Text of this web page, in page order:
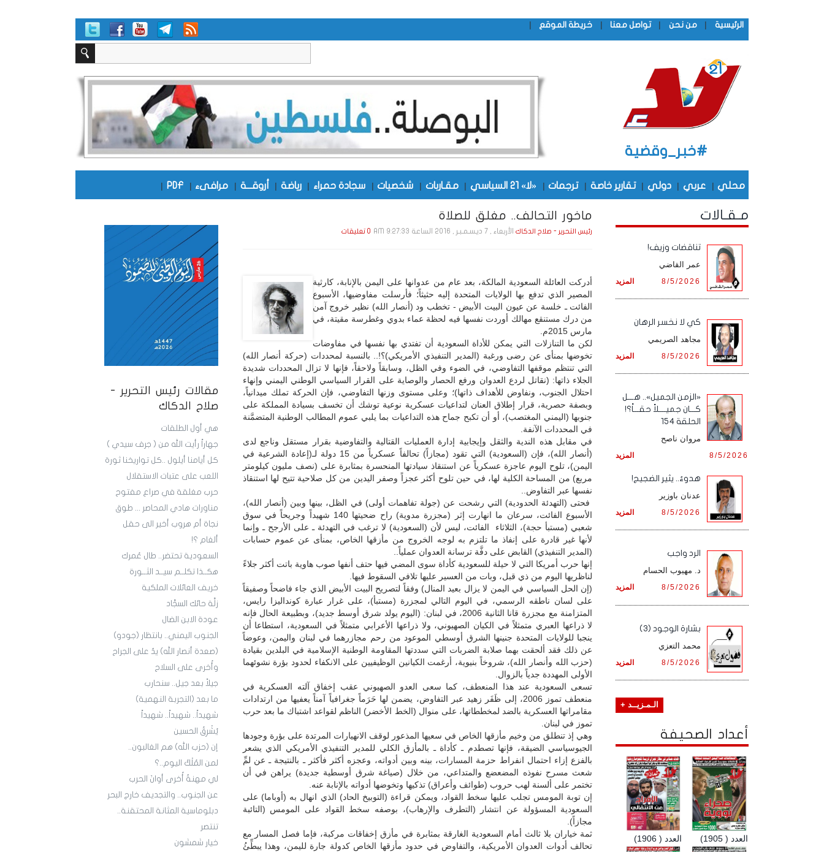
الرئيسية | من نحن | تواصل معنا | خريطة الموقع |
#خبر_وقضية
محلي | عربي | دولي | تقارير خاصة | ترجمات | «لا» 21 السياسي | مقـاربات | شخصيات | سجادة حمراء | رياضة | أروقـــة | مرافىء |
PDF
|
مقالات رئيس التحرير -
صلاح الدكاك
هي أول الطلقات
جهاراً رأيت الله من ( جرف سيدي )
كل أيامنا أيلول ..كل تواريخنا ثورة
اللعب على عتبات الاستقلال
حرب مغلقة في صراع مفتوح
مناورات هادي المحاصر ... طوق
نجاة أم هروب أخير الى حقل
ألغام ؟!
السعودية تحتضر.. طال عُمرك
هكــذا تكلــم سيــد الثــورة
خريف العائلات الملكية
زلَّة حائك السجَّاد
عودة الابن الضال
الجنوب اليمني.. بانتظار (جودو)
(صعدة أنصار الله) يدٌ على الجراح
وأُخرى على السلاح
جيلاً بعد جيل.. سنحارب
ما بعد (التجربة النهمية)
شهيداً.. شهيداً.. شهيداً
يُشْرِقُ الحسين
إن (حزب الله) هم الغالبون..
لمن المُلْكُ اليوم..؟
لي مهنةٌ أُخرى أوانَ الحرب
عن الجنوب.. والتجديف خارج البحر
دبلوماسية المثانة المحتقنة..
تنتصر
خيار شمشون
ماخور التحالف.. مغلق للصلاة
رئيس التحرير - صلاح الدكاكالأربعاء , 7 ديـسـمـبـر , 2016 الساعة 9:27:33 AM 0 تعليقات
أدركت العائلة السعودية المالكة، بعد عام من عدوانها على اليمن بالإنابة، كارثية
المصير الذي تدفع بها الولايات المتحدة إليه حثيثاً؛ فأرسلت مفاوضيها، الأسبوع
الفائت ـ خلسة عن عيون البيت الأبيض - تخطب ود (أنصار الله) نظير خروج آمن
من درك مستنقع مهالك أوردت نفسها فيه لحظة عماء بدوي وغطرسة مقيتة، في
مارس 2015م.
لكن ما التنازلات التي يمكن للأداة السعودية أن تفتدي بها نفسها في مفاوضات
تخوضها بمنأى عن رضى ورغبة (المدير التنفيذي الأمريكي)؟!.. بالنسبة لمحددات (حركة أنصار الله)
التي تنتظم موقفها التفاوضي، في الضوء وفي الظل، وسابقاً ولاحقاً، فإنها لا تزال المحددات شديدة
الجلاء ذاتها: (نقاتل لردع العدوان ورفع الحصار والوصاية على القرار السياسي الوطني اليمني وإنهاء
احتلال الجنوب، ونفاوض للأهداف ذاتها)؛ وعلى مستوى وزنها التفاوضي، فإن الحركة تملك ميدانياً،
وبصفة حصرية، قرار إطلاق العنان لتداعيات عسكرية نوعية توشك أن تخسف بسيادة المملكة على
جنوبها (اليمني المغتصب)، أو أن تكبح جماح هذه التداعيات بما يلبي عموم المطالب الوطنية المتضمَّنة
في المحددات الآنفة.
في مقابل هذه الندية والثقل وإيجابية إدارة العمليات القتالية والتفاوضية بقرار مستقل وناجع لدى
(أنصار الله)، فإن (السعودية) التي تقود (مجازاً) تحالفاً عسكرياً من 15 دولة لـ(إعادة الشرعية في
اليمن)، تلوح اليوم عاجزة عسكرياً عن استنقاذ سيادتها المنحسرة بمثابرة على (نصف مليون كيلومتر
مربع) من المساحة الكلية لها، في حين تلوح أكثر عجزاً وصفر اليدين من كل صلاحية تتيح لها استنقاذ
نفسها عبر التفاوض..
فحتى (التهدئة الحدودية) التي رشحت عن (جولة تفاهمات أولى) في الظل، بينها وبين (أنصار الله)،
الأسبوع الفائت، سرعان ما انهارت إثر (مجزرة مدوية) راح ضحيتها 140 شهيداً وجريحاً في سوق
شعبي (مستبأ حجة)، الثلاثاء الفائت، ليس لأن (السعودية) لا ترغب في التهدئة ـ على الأرجح ـ وإنما
لأنها غير قادرة على إنفاذ ما تلتزم به لوجه الخروج من مأزقها الخاص، بمنأى عن عموم حسابات
(المدير التنفيذي) القابض على دفَّة ترسانة العدوان عملياً..
إنها حرب أمريكا التي لا حيلة للسعودية كأداة سوى المضي فيها حتف أنفها صوب هاوية باتت أكثر جلاءً
لناظريها اليوم من ذي قبل، وبات من العسير عليها تلافي السقوط فيها.
(إن الحل السياسي في اليمن لا يزال بعيد المنال) وفقاً لتصريح البيت الأبيض الذي جاء فاضحاً وصفيقاً
على لسان ناطقه الرسمي، في اليوم التالي لمجزرة (مستبأ)، على غرار عبارة كونداليزا رايس،
المتزامنة مع مجزرة قانا الثانية 2006، في لبنان: (اليوم يولد شرق أوسط جديد)، وبطبيعة الحال فإنه
لا ذراعها العبري متمثلاً في الكيان الصهيوني، ولا ذراعها الأعرابي متمثلاً في السعودية، استطاعا أن
ينجبا للولايات المتحدة جنينها الشرق أوسطي الموعود من رحم مجازرهما في لبنان واليمن، وعوضاً
عن ذلك فقد ألحقت بهما صلابة الضربات التي سددتها المقاومة الوطنية الإسلامية في البلدين بقيادة
(حزب الله وأنصار الله)، شروخاً بنيوية، أرغمت الكيانين الوظيفيين على الانكفاء لحدود بؤرة نشوئهما
الأولى المهددة جدياً بالزوال.
تسعى السعودية عند هذا المنعطف، كما سعى العدو الصهيوني عقب إخفاق آلته العسكرية في
منعطف تموز 2006، إلى ظَفَر زهيد عبر التفاوض، يضمن لها حَرَماً جغرافياً آمناً يعفيها من ارتدادات
مقامراتها العسكرية بالضد لمخططاتها، على منوال (الخط الأخضر) الناظم لقواعد اشتباك ما بعد حرب
تموز في لبنان.
وهي إذ تنطلق من وخيم مأزقها الخاص في سعيها المذعور لوقف الانهيارات المرتدة على بؤرة وجودها
الجيوسياسي الضيقة، فإنها تصطدم ـ كأداة ـ بالمأزق الكلي للمدير التنفيذي الأمريكي الذي يشعر
بالفزع إزاء احتمال انفراط حزمة المسارات، بينه وبين أدواته، وعجزه أكثر فأكثر ـ بالنتيجة ـ عن لمِّ
شعث مسرح نفوذه المضعضع والمتداعي، من خلال (صياغة شرق أوسطية جديدة) يراهن في أن
تختمر على ألسنة لهب حروب (طوائف وأعراق) تذكيها وتخوضها أدواته بالإنابة عنه.
إن توبة المومس تجلب عليها سخط القواد، ويمكن قراءة (التوبيخ الحاد) الذي انهال به (أوباما) على
السعودية المسؤولة عن انتشار (التطرف والإرهاب)، بوصفه سخط القواد على المومس (التائبة
مجازاً).
ثمة خياران بلا ثالث أمام السعودية الغارقة بمثابرة في مأزق إخفاقات مركبة، فإما فصل المسار مع
تحالف أدوات العدوان الأمريكية، والتفاوض في حدود مأزقها الخاص كدولة جارة لليمن، وهذا يبطِّئُ
مـقـالات
تناقضات وزيف!
عمر القاضي
المزيد 8/5/2026
كي لا نخسر الرهان
مجاهد الصريمي
المزيد 8/5/2026
«الزمن الجميل».. هـــل
كـــان جميــــلاً حقـــاً؟!
الحلقة 154
مروان ناصح
المزيد 8/5/2026
هدوءٌ.. يثير الضجيج!
عدنان باوزير
المزيد 8/5/2026
الرد واجب
د. مهيوب الحسام
المزيد 8/5/2026
بشارة الوجود (3)
محمد التعزي
المزيد 8/5/2026
الـمـزيــد +
أعداد الصحيفة
العدد ( 1906) العدد ( 1905)